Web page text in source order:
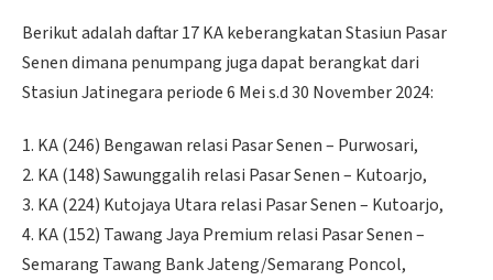
Berikut adalah daftar 17 KA keberangkatan Stasiun Pasar
Senen dimana penumpang juga dapat berangkat dari
Stasiun Jatinegara periode 6 Mei s.d 30 November 2024:
1. KA (246) Bengawan relasi Pasar Senen – Purwosari,
2. KA (148) Sawunggalih relasi Pasar Senen – Kutoarjo,
3. KA (224) Kutojaya Utara relasi Pasar Senen – Kutoarjo,
4. KA (152) Tawang Jaya Premium relasi Pasar Senen –
Semarang Tawang Bank Jateng/Semarang Poncol,